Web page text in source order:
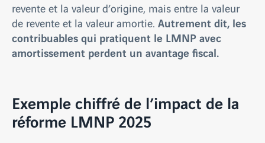
revente et la valeur d’origine, mais entre la valeur
de revente et la valeur amortie. Autrement dit, les
contribuables qui pratiquent le LMNP avec
amortissement perdent un avantage fiscal.
Exemple chiffré de l’impact de la
réforme LMNP 2025